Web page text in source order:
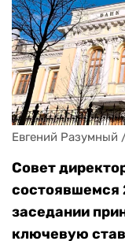
Евгений Разумный
Совет
состоявшемся
заседании
ключевую